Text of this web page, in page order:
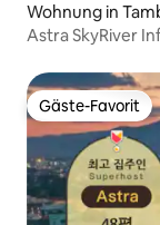
Wohnung in
Astra SkyRiver
Gäste-Favorit
Gäste-Favorit